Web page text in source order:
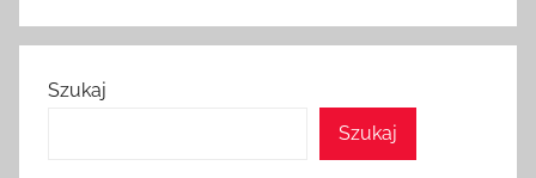
Szukaj
Szukaj